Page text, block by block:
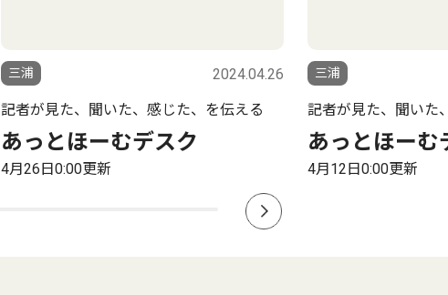
三浦 2024.04.26
記者が見た、聞いた、感じた、を伝える
あっとほーむデスク
4月26日0:00更新
三浦
記者が見た、聞いた
あっとほーむ
4月12日0:00更新